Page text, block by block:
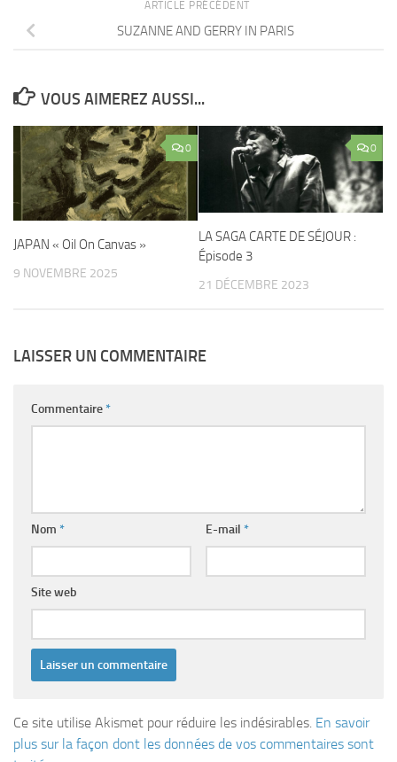
ARTICLE PRÉCÉDENT
SUZANNE AND GERRY IN PARIS
VOUS AIMEREZ AUSSI...
0
JAPAN « Oil On Canvas »
9 NOVEMBRE 2025
0
LA SAGA CARTE DE SÉJOUR :
Épisode 3
21 DÉCEMBRE 2023
LAISSER UN COMMENTAIRE
Commentaire*
Nom * E-mail *
Site web
Ce site utilise Akismet pour réduire les indésirables. En savoir
plus sur la façon dont les données de vos commentaires sont